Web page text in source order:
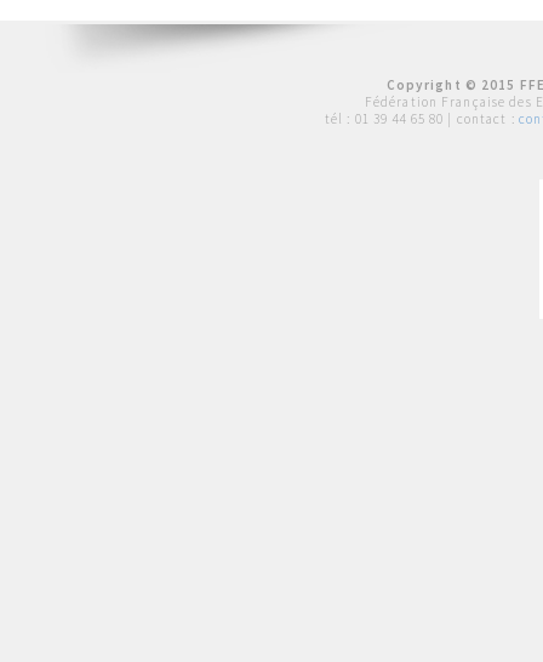
Copyright © 2015
Fédération Française des
tél : 01 39 44 65 80 | contact :